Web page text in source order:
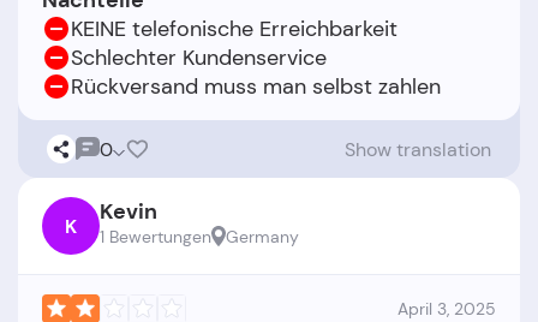
KEINE telefonische Erreichbarkeit
Schlechter Kundenservice
Rückversand muss man selbst zahlen
0 Show translation
K Kevin
1 Bewertungen Germany
April 3, 2025